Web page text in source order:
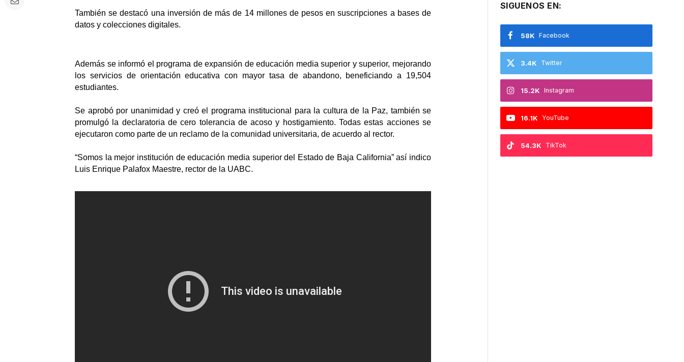
También se destacó una inversión de más de 14 millones de pesos en suscripciones a bases de
datos y colecciones digitales.
Además se informó el programa de expansión de educación media superior y superior, mejorando
los servicios de orientación educativa con mayor tasa de abandono, beneficiando a 19,504
estudiantes.
Se aprobó por unanimidad y creó el programa institucional para la cultura de la Paz, también se
promulgó la declaratoria de cero tolerancia de acoso y hostigamiento. Todas estas acciones se
ejecutaron como parte de un reclamo de la comunidad universitaria, de acuerdo al rector.
“Somos la mejor institución de educación media superior del Estado de Baja California” así indico
Luis Enrique Palafox Maestre, rector de la UABC.
SIGUENOS EN:
Facebook
58K
Twitter
3.4K
Instagram
15.2K
YouTube
16.1K
TikTok
54.3K